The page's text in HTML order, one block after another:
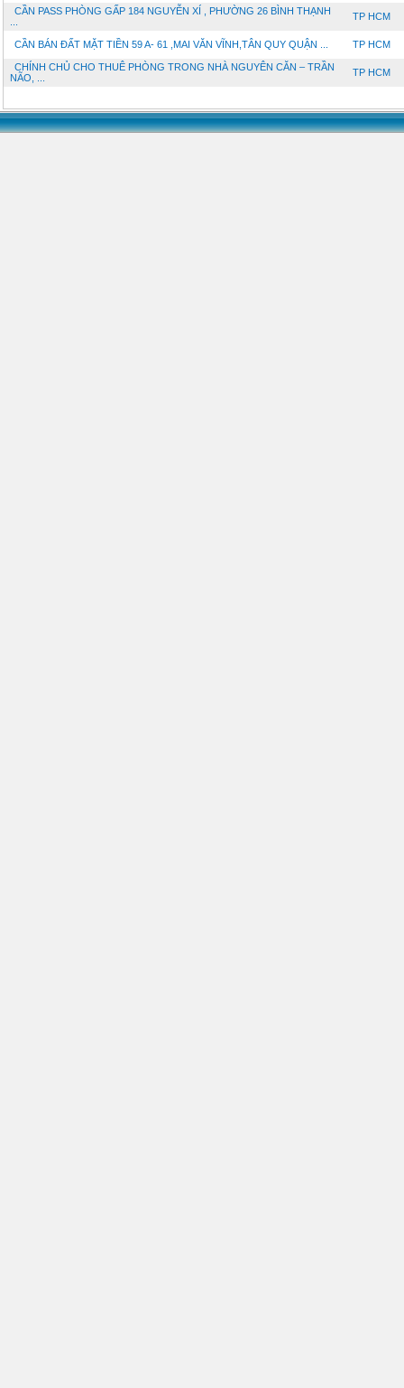
CẦN PASS PHÒNG GẤP 184 NGUYỄN XÍ , PHƯỜNG 26 BÌNH THẠNH
TP HCM
CẦN BÁN ĐẤT MẶT TIỀN 59 A- 61 ,MAI VĂN VĨNH,TÂN QUY QUẬN ... TP HCM
CHÍNH CHỦ CHO THUÊ PHÒNG TRONG NHÀ NGUYÊN CĂN – TRẦN
NÃO, ...
TP HCM